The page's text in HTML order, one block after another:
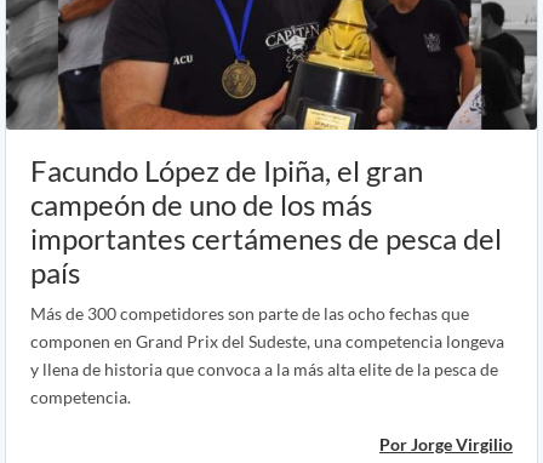
Facundo López de Ipiña, el gran
campeón de uno de los más
importantes certámenes de pesca del
país
Más de 300 competidores son parte de las ocho fechas que
componen en Grand Prix del Sudeste, una competencia longeva
y llena de historia que convoca a la más alta elite de la pesca de
competencia.
Por Jorge Virgilio